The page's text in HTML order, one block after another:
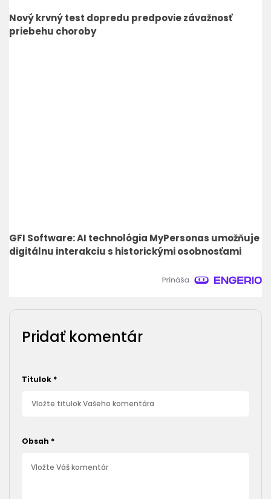
Nový krvný test dopredu predpovie závažnosť
priebehu choroby
GFI Software: AI technológia MyPersonas umožňuje
digitálnu interakciu s historickými osobnosťami
Pridať komentár
Titulok *
Obsah *